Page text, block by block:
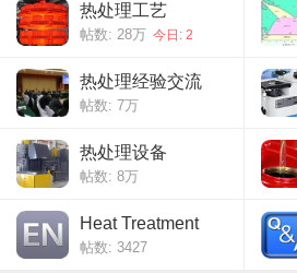
热处理工艺
帖数: 28万 今日: 2
热处理经验交流
帖数: 7万
热处理设备
帖数: 8万
Heat Treatment
帖数: 3427